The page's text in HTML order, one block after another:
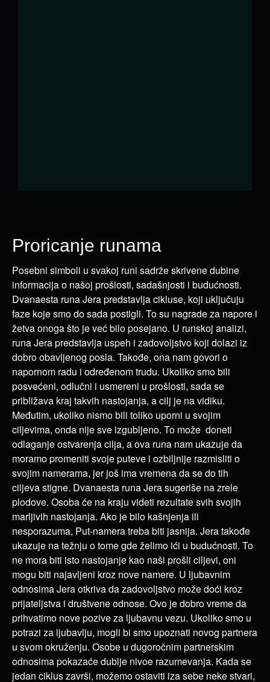
Proricanje runama
Posebni simboli u svakoj runi sadrže skrivene dubine
informacija o našoj prošlosti, sadašnjosti i budućnosti.
Dvanaesta runa Jera predstavlja cikluse, koji uključuju
faze koje smo do sada postigli. To su nagrade za napore i
žetva onoga što je već bilo posejano. U runskoj analizi,
runa Jera predstavlja uspeh i zadovoljstvo koji dolazi iz
dobro obavljenog posla. Takođe, ona nam govori o
napornom radu i određenom trudu. Ukoliko smo bili
posvećeni, odlučni i usmereni u prošlosti, sada se
približava kraj takvih nastojanja, a cilj je na vidiku.
Međutim, ukoliko nismo bili toliko uporni u svojim
ciljevima, onda nije sve izgubljeno. To može doneti
odlaganje ostvarenja cilja, a ova runa nam ukazuje da
moramo promeniti svoje puteve i ozbiljnije razmisliti o
svojim namerama, jer još ima vremena da se do tih
ciljeva stigne. Dvanaesta runa Jera sugeriše na zrele
plodove. Osoba će na kraju videti rezultate svih svojih
marljivih nastojanja. Ako je bilo kašnjenja ili
nesporazuma, Put-namera treba biti jasnija. Jera takođe
ukazuje na težnju o tome gde želimo ići u budućnosti. To
ne mora biti isto nastojanje kao naši prošli ciljevi, oni
mogu biti najavljeni kroz nove namere. U ljubavnim
odnosima Jera otkriva da zadovoljstvo može doći kroz
prijateljstva i društvene odnose. Ovo je dobro vreme da
prihvatimo nove pozive za ljubavnu vezu. Ukoliko smo u
potrazi za ljubavlju, mogli bi smo upoznati novog partnera
u svom okruženju. Osobe u dugoročnim partnerskim
odnosima pokazaće dublje nivoe razumevanja. Kada se
jedan ciklus završi, možemo ostaviti iza sebe neke stvari,